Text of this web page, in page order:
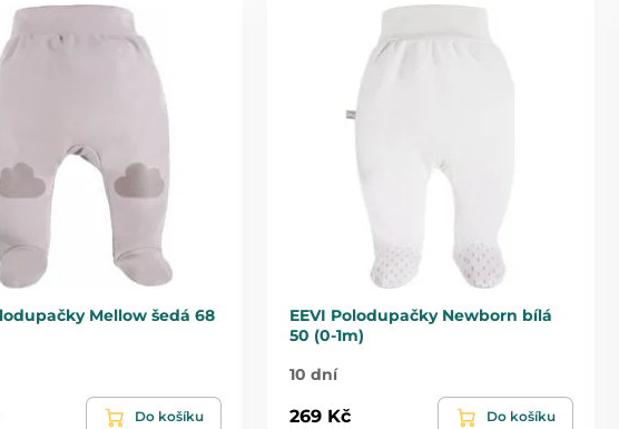
Mellow šedá 68
Do košíku
EEVI Polodupačky Newborn bílá
50 (0-1m)
10 dní
269 Kč Do košíku